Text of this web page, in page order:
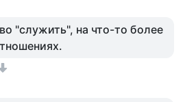
"служить", на что-то более